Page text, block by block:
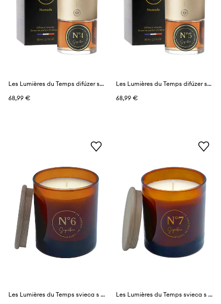
Les Lumières du Temps difúzer s vôňou 80 ml
68,99 €
Les Lumières du Temps difúzer s vôňou 80 ml
68,99 €
Les Lumières du Temps svieca s vôňou 290 g
Les Lumières du Temps svieca s vôňou 290 g